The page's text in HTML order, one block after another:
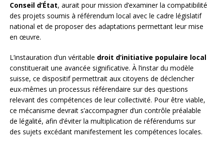
Conseil d’État, aurait pour mission d’examiner la compatibilité
des projets soumis à référendum local avec le cadre législatif
national et de proposer des adaptations permettant leur mise
en œuvre.
L’instauration d’un véritable droit d’initiative populaire local
constituerait une avancée significative. À l’instar du modèle
suisse, ce dispositif permettrait aux citoyens de déclencher
eux-mêmes un processus référendaire sur des questions
relevant des compétences de leur collectivité. Pour être viable,
ce mécanisme devrait s’accompagner d’un contrôle préalable
de légalité, afin d’éviter la multiplication de référendums sur
des sujets excédant manifestement les compétences locales.